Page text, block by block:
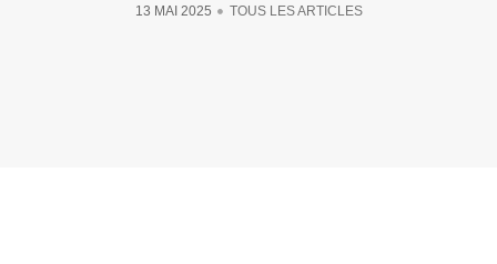
13 MAI 2025 TOUS LES ARTICLES